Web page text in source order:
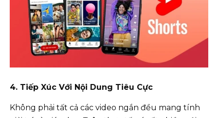
4. Tiếp Xúc Với Nội Dung Tiêu Cực
Không phải tất cả các video ngắn đều mang tính